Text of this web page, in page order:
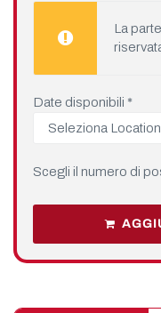
La
Date disponibili *
Scegli il numero di